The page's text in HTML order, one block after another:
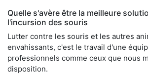
Quelle s'avère être la meilleure
l'incursion des souris
Lutter contre les souris et les autres
envahissants, c'est le travail d'une
professionnels comme ceux que nous
disposition.